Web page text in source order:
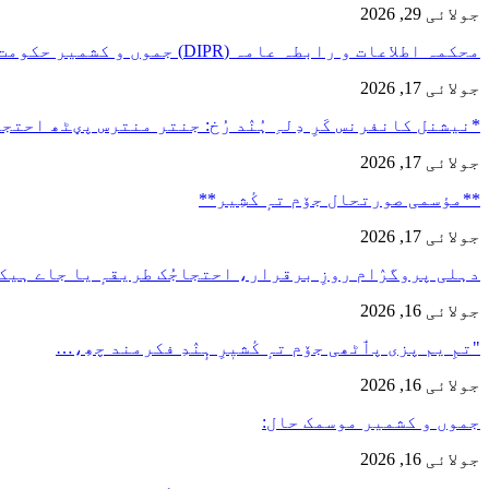
جولائی 29, 2026
محکمہ اطلاعات و رابطہ عامہ (DIPR) جموں و کشمیر حکومت طرفہ…
جولائی 17, 2026
*نیشنل کانفرنس کَرِ دِلہِ ہُنٛد رُخ: جنتر منترس پؠٹھ
جولائی 17, 2026
**مؤسمی صورتحال جۆم تہٕ کٔشِیر**
جولائی 17, 2026
دہلی پروگرٛام روزِ برقرار، احتجاجُک طریقہٕ یا جاے
جولائی 16, 2026
"تمِ یم پزی پٲٹھی جۆم تہٕ کٔشیٖرِ ہٕنٛدِ فکرمند چھِ،…
جولائی 16, 2026
جموں و کشمیر موسمک حال:
جولائی 16, 2026